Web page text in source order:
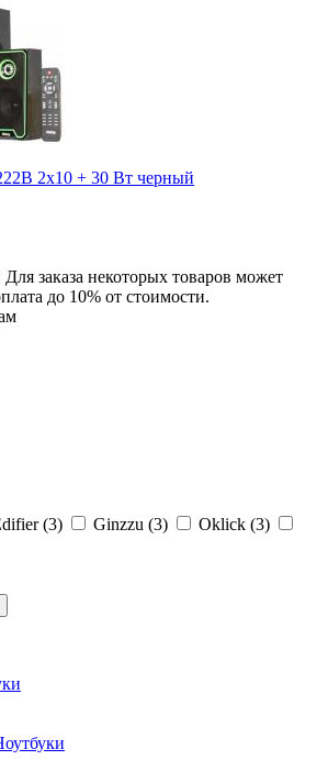
2x10 + 30 Вт черный
заказа некоторых товаров может
до 10% от стоимости.
(3) Ginzzu (3) Oklick (3)